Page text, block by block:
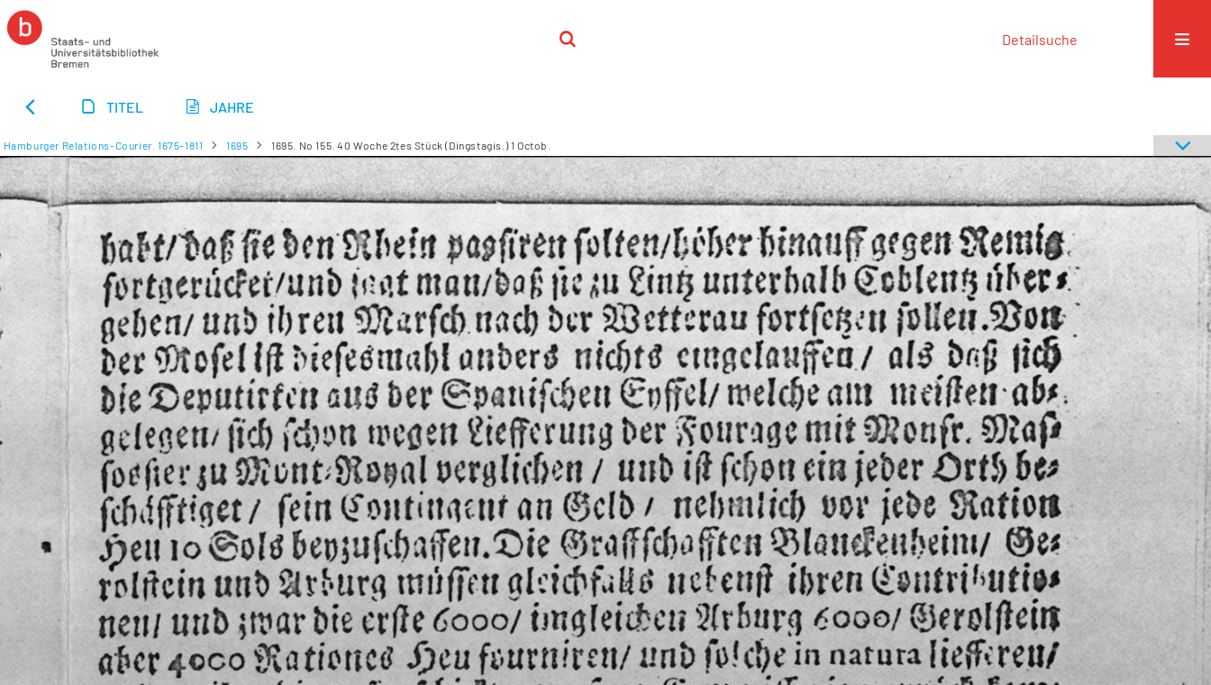
Detailsuche
TITEL JAHRE
Hamburger Relations-Courier. 1675-1811 1695 1695. No 155. 40 Woche 2tes Stück (Dingstagis.) 1 Octob.